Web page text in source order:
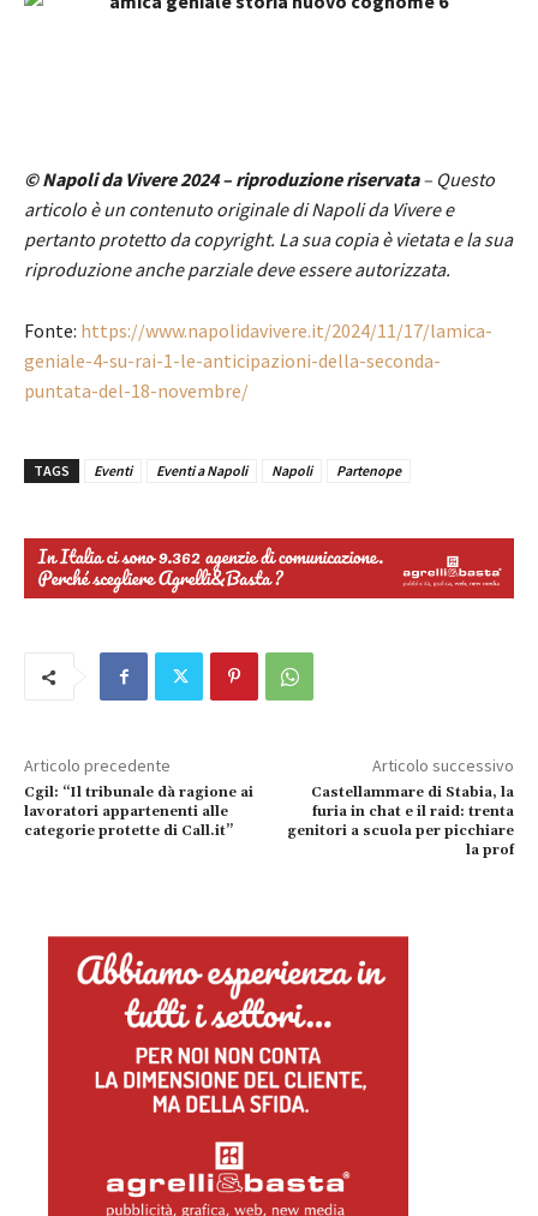
© Napoli da Vivere 2024 – riproduzione riservata– Questo
articolo è un contenuto originale di Napoli da Vivere e
pertanto protetto da copyright. La sua copia è vietata e la sua
riproduzione anche parziale deve essere autorizzata.
Fonte: https://www.napolidavivere.it/2024/11/17/lamica-
geniale-4-su-rai-1-le-anticipazioni-della-seconda-
puntata-del-18-novembre/
TAGS Eventi Eventi a Napoli Napoli Partenope
Articolo precedente
Cgil: “Il tribunale dà ragione ai
lavoratori appartenenti alle
categorie protette di Call.it”
Articolo successivo
Castellammare di Stabia, la
furia in chat e il raid: trenta
genitori a scuola per picchiare
la prof